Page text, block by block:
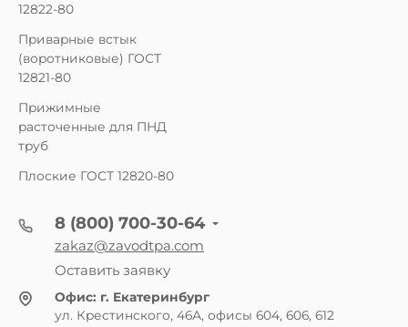
12822-80
Приварные встык
(воротниковые) ГОСТ
12821-80
Прижимные
расточенные для ПНД
труб
Плоские ГОСТ 12820-80
8 (800) 700-30-64
zakaz@zavodtpa.com
Оставить заявку
Офис: г. Екатеринбург
ул. Крестинского, 46А, офисы 604, 606, 612